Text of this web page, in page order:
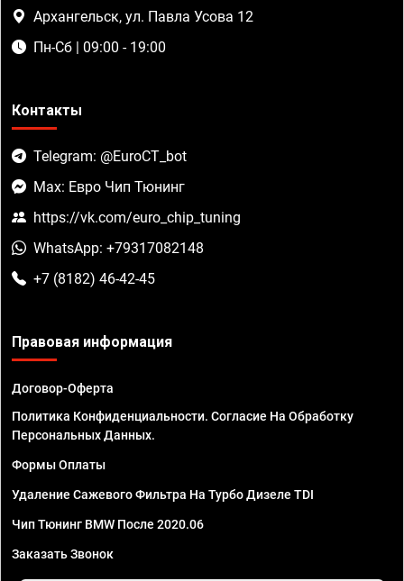
Архангельск, ул. Павла Усова 12
Пн-Сб | 09:00 - 19:00
Контакты
Telegram: @EuroCT_bot
Max: Евро Чип Тюнинг
https://vk.com/euro_chip_tuning
WhatsApp: +79317082148
+7 (8182) 46-42-45
Правовая информация
Договор-Оферта
Политика Конфиденциальности. Согласие На Обработку
Персональных Данных.
Формы Оплаты
Удаление Сажевого Фильтра На Турбо Дизеле TDI
Чип Тюнинг BMW После 2020.06
Заказать Звонок